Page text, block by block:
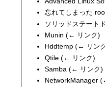
忘れてしまった
ソリッドステート
Munin (← リンク)
Hddtemp (← リン
Qtile (← リンク)
Samba (← リンク)
NetworkManager (